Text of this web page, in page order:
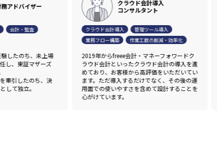
バイザー
・監査
のち、未上場
東証マザーズ
したのち、決
独立。
クラウド会計導入
コンサルタント
クラウド会計導入
管理ツール導入
業務フロー構築
作業工数の削減・効率化
2019年からfreee会計・マネーフォワードク
ラウド会計といったクラウド会計の導入を進
めており、お客様から高評価をいただいてい
ます。ただ導入するだけでなく、その後の運
用面での使いやすさを含めて設計することを
心がけています。